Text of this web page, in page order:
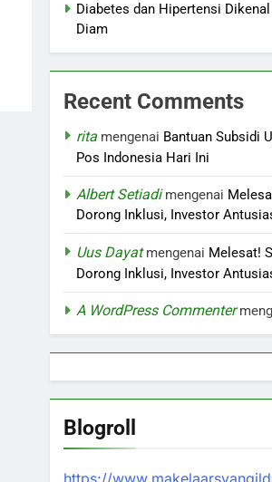
Diabetes dan Hipertensi
Diam
Recent Comments
rita mengenai Bantuan Subsidi
Pos Indonesia Hari Ini
Albert Setiadimengenai
Dorong Inklusi, Investor
Uus Dayatmengenai Melesat!
Dorong Inklusi, Investor
A WordPress Commenter
Blogroll
https://